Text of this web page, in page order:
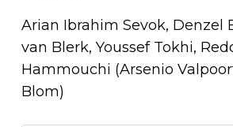
Arian Ibrahim Sevok, Denzel
van Blerk, Youssef Tokhi,
Hammouchi (Arsenio
Blom)